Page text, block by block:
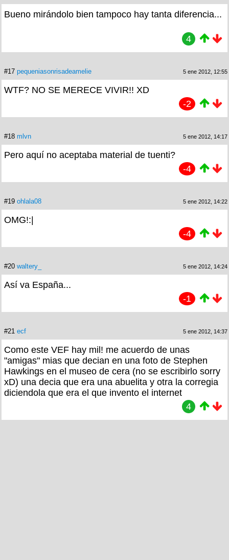
Bueno mirándolo bien tampoco hay tanta diferencia...
4
#17 pequeniasonrisadeamelie 5 ene 2012, 12:55
WTF? NO SE MERECE VIVIR!! XD
-2
#18 mlvn 5 ene 2012, 14:17
Pero aquí no aceptaba material de tuenti?
-4
#19 ohlala08 5 ene 2012, 14:22
OMG!:|
-4
#20 waltery_ 5 ene 2012, 14:24
Así va España...
-1
#21 ecf 5 ene 2012, 14:37
Como este VEF hay mil! me acuerdo de unas
"amigas" mias que decian en una foto de Stephen
Hawkings en el museo de cera (no se escribirlo sorry
xD) una decia que era una abuelita y otra la corregia
diciendola que era el que invento el internet
4